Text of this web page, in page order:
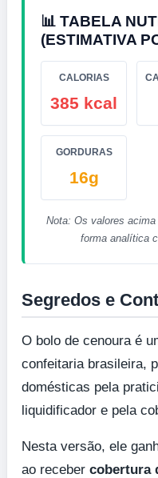
📊 TABELA
(ESTIMATIVA
CALORIAS
385 kcal
GORDURAS
16g
Nota: Os valores
forma analítica
Segredos e
O bolo de cenoura é
confeitaria brasileira,
domésticas pela
liquidificador e pela
Nesta versão, ele
ao receber cobertura